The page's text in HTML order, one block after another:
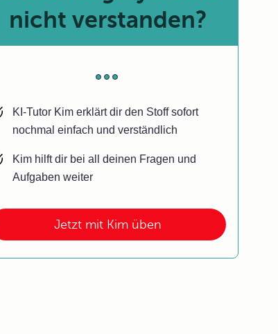
Jetzt mit Kim üben
nicht verstanden?
KI-Tutor Kim erklärt dir den Stoff sofort
nochmal einfach und verständlich
Kim hilft dir bei all deinen Fragen und
Aufgaben weiter